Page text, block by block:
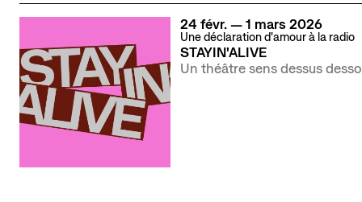
du
24 février
févr. —au
1 mars
mars 2026
Une déclaration d'amour à la radio
STAYIN'ALIVE
Un théâtre sens dessus